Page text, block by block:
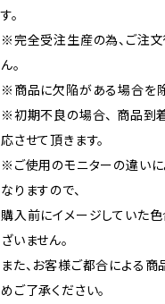
す。
※完全受注生産の為、ご注
ん。
※商品に欠陥がある場合を
※初期不良の場合、 商品到
応させて頂きます。
※ご使用のモニターの違い
なりますので、
購入前にイメージしていた
ざいません。
また、お客様ご都合による
めご了承ください。